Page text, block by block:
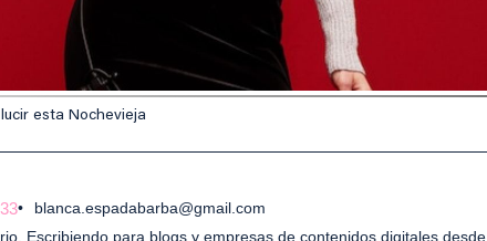
esta Nochevieja
blanca.espadabarba@gmail.com
Escribiendo para blogs y empresas de contenidos digitales desde